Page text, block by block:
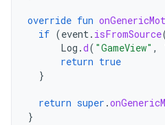
override fun
if (event. isFromSource
Log .d( "GameView" ,
return true
}
return super .
}